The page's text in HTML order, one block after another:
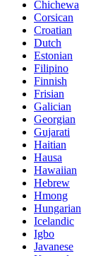
Chichewa
Corsican
Croatian
Dutch
Estonian
Filipino
Finnish
Frisian
Galician
Georgian
Gujarati
Haitian
Hausa
Hawaiian
Hebrew
Hmong
Hungarian
Icelandic
Igbo
Javanese